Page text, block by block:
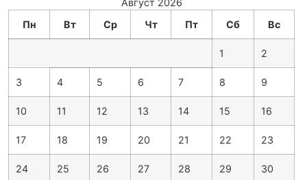
Пн
Вт Ср Чт Пт Сб Вс
1 2
3 4 5 6 7 8 9
10 11 12 13 14 15 16
17 18 19 20 21 22 23
24 25 26 27 28 29 30